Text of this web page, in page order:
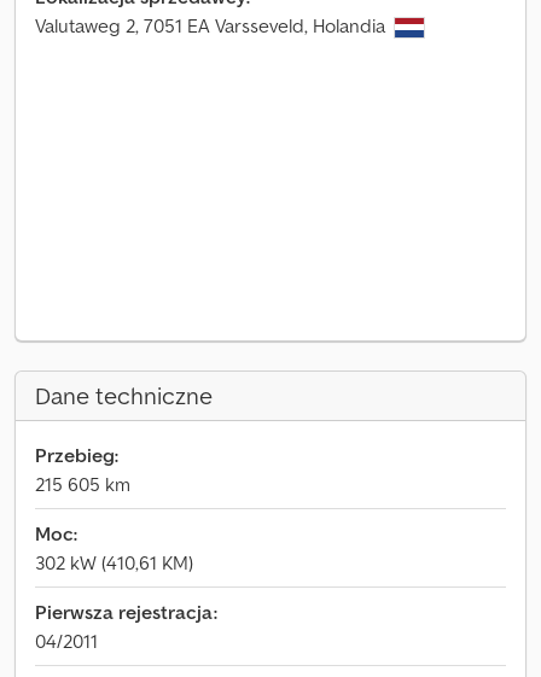
Valutaweg 2, 7051 EA Varsseveld, Holandia
Dane techniczne
Przebieg:
215 605 km
Moc:
302 kW (410,61 KM)
Pierwsza rejestracja:
04/2011